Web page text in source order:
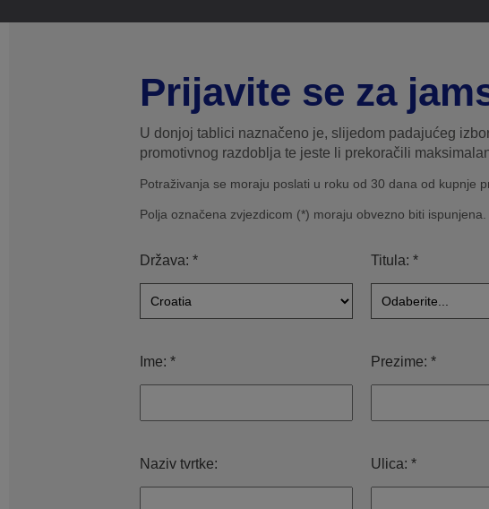
Prijavite se za
U donjoj tablici naznačeno je, slijedom padajućeg
promotivnog razdoblja te jeste li prekoračili
Potraživanja se moraju poslati u roku od 30 dana od kupnje
Polja označena zvjezdicom (*) moraju obvezno biti ispunjena.
Država: * Titula: *
Ime: * Prezime: *
Naziv tvrtke: Ulica: *